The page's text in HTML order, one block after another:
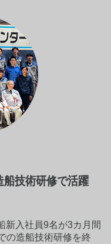
船技術研修で活躍
新入社員9名が3カ月間
の造船技術研修を終